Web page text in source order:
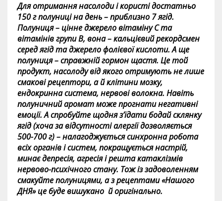
Для отримання насолоди і користі достатньо
150 г полуниці на день – приблизно 7 ягід.
Полуниця – цінне джерело вітаміну С та
вітамінів групи В, вона – кальцієвий рекордсмен
серед ягід та джерело фолієвої кислоти. А ще
полуниця – справжній гормон щастя. Це той
продукт, насолоду від якого отримують не лише
смакові рецептори, а й клітини мозку,
ендокринна система, нервові волокна. Навіть
полуничний аромат може прогнати негативні
емоції. А спробуйте щодня з’їдати бодай склянку
ягід (хоча за відсутності алергії дозволяється
500-700 г) – налагоджується синхронна робота
всіх органів і систем, покращується настрій,
минає депресія, агресія і решта катаклізмів
нервово-психічного стану. Тож із задоволенням
смакуйте полуницями, а з рецептами «Нашого
ДНЯ» це буде вишукано й оригінально.